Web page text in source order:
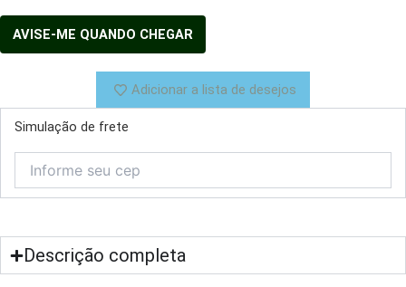
Adicionar a lista de desejos
Simulação de frete
Descrição completa